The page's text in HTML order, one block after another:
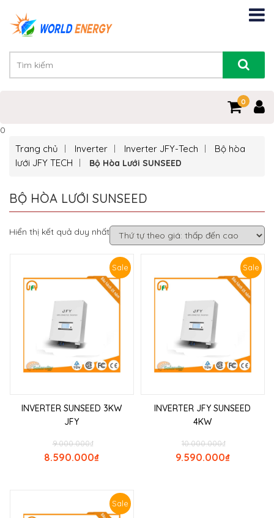
0
0
Trang chủ Inverter Inverter JFY-Tech
Bộ hòa
lưới JFY TECH
Bộ Hòa Lưới SUNSEED
BỘ HÒA LƯỚI SUNSEED
Hiển thị kết quả duy nhất
Sale
INVERTER SUNSEED 3KW
JFY
₫
9.000.000
₫
8.590.000
Sale
INVERTER JFY SUNSEED
4KW
₫
10.000.000
₫
9.590.000
Sale